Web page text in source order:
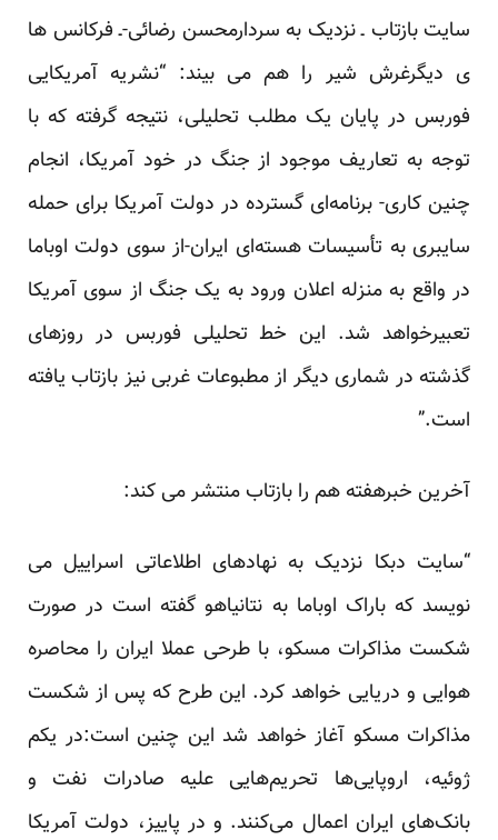
سایت بازتاب ـ نزدیک به سردارمحسن رضائی-ـ فرکانس ها
ی دیگرغرش شیر را هم می بیند: “نشریه آمریکایی
فوربس در پایان یک مطلب تحلیلی، نتیجه گرفته که با
توجه به تعاریف موجود از جنگ در خود آمریکا، انجام
چنین کاری- برنامه‌ای گسترده در دولت آمریکا برای حمله
سایبری به تأسیسات هسته‌ای ایران-از سوی دولت اوباما
در واقع به منزله اعلان ورود به یک جنگ از سوی آمریکا
تعبیرخواهد شد. این خط تحلیلی فوربس در روزهای
گذشته در شماری دیگر از مطبوعات غربی نیز بازتاب یافته
است.”
آخرین خبرهفته هم را بازتاب منتشر می کند:
“سایت دبکا نزدیک به نهادهای اطلاعاتی اسراییل می
نویسد که باراک اوباما به نتانیاهو گفته است در صورت
شکست مذاکرات مسکو، با طرحی عملا ایران را محاصره
هوایی و دریایی خواهد کرد. این طرح که پس از شکست
مذاکرات مسکو آغاز خواهد شد این چنین است:در یکم
ژوئیه، اروپایی‌ها تحریم‌هایی علیه صادرات نفت و
بانک‌های ایران اعمال می‌کنند. و در پاییز، دولت آمریکا